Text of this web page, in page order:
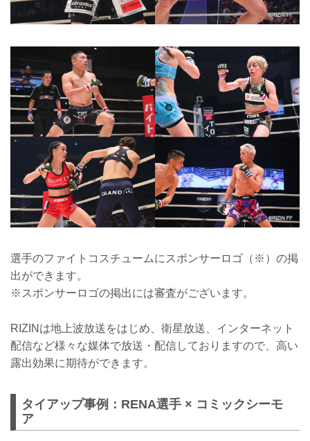
選手のファイトコスチュームにスポンサーロゴ（※）の掲
出ができます。
※スポンサーロゴの掲出には審査がございます。
RIZINは地上波放送をはじめ、衛星放送、インターネット
配信など様々な媒体で放送・配信しておりますので、高い
露出効果に期待ができます。
タイアップ事例：RENA選手 × コミックシーモ
ア